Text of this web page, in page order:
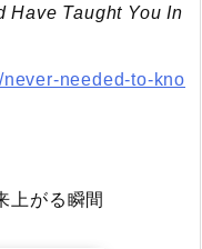
Have Taught You In
needed-to-kno
上がる瞬間